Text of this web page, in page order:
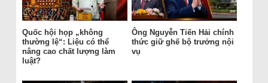
Quốc hội họp „không
thường lệ“: Liệu có thể
nâng cao chất lượng làm
luật?
Ông Nguyễn Tiến Hải chính
thức giữ ghế bộ trưởng nội
vụ